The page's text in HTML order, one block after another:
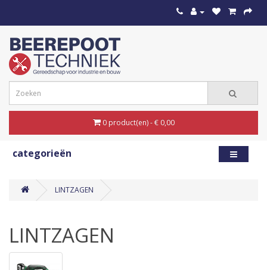
0 product(en) - € 0,00
categorieën
LINTZAGEN
LINTZAGEN